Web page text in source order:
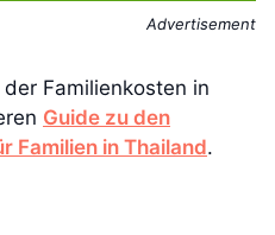
Advertisement
Familienkosten in
Guide zu den
Familien in Thailand.